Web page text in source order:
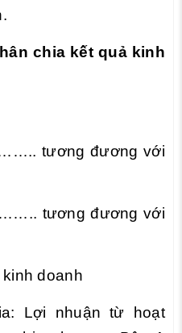
chia kết quả kinh
tương đương với
tương đương với
doanh
Lợi nhuận từ hoạt